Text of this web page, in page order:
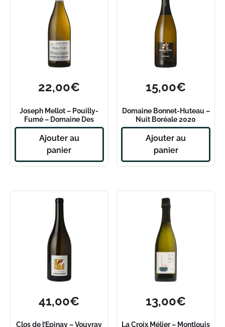
22,00€
Joseph Mellot – Pouilly-
Fumé – Domaine Des
Mariniers – 2022
Ajouter au
panier
15,00€
Domaine Bonnet-Huteau –
Nuit Boréale 2020
Ajouter au
panier
41,00€
Clos de l’Epinay – Vouvray
13,00€
La Croix Mélier – Montlouis